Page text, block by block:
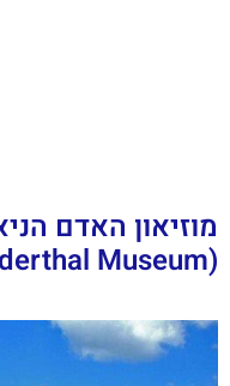
מוזיאון האדם
(Krapina Neanderthal Museum)